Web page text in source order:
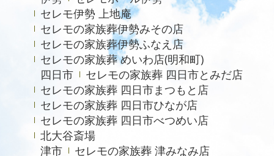
セレモ伊勢 上地庵
セレモの家族葬伊勢みその店
セレモの家族葬伊勢ふなえ店
セレモの家族葬 めいわ店(明和町)
四日市
セレモの家族葬 四日市とみだ店
セレモの家族葬 四日市まつもと店
セレモの家族葬 四日市ひなが店
セレモの家族葬 四日市べつめい店
北大谷斎場
津市
セレモの家族葬 津みなみ店